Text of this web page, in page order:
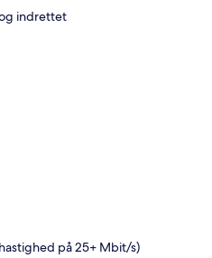
indrettet
på 25+ Mbit/s)